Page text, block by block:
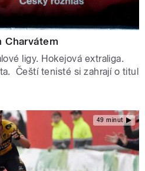
Charvátem
ligy. Hokejová extraliga.
Čeští tenisté si zahrají o titul
49 minut